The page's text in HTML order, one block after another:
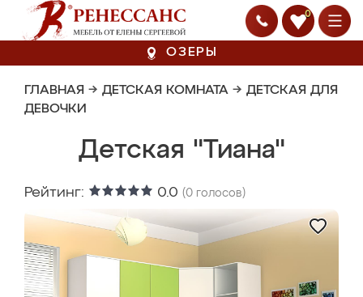
0
ОЗЕРЫ
ГЛАВНАЯ → ДЕТСКАЯ КОМНАТА → ДЕТСКАЯ ДЛЯ
ДЕВОЧКИ
Детская "Тиана"
Рейтинг: 0.0 (0 голосов)